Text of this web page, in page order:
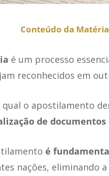
Conteúdo da Matéria
é um processo
reconhecidos em
qual o apostilamento
de
é
nações, eliminando